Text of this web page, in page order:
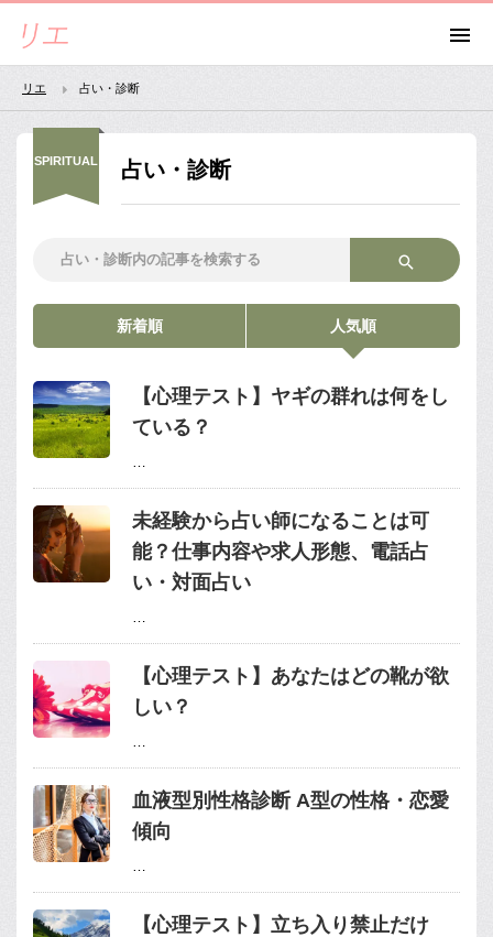
リエ 占い・診断
SPIRITUAL 占い・診断
新着順 人気順
【心理テスト】ヤギの群れは何をし
ている？
…
未経験から占い師になることは可
能？仕事内容や求人形態、電話占
い・対面占い
…
【心理テスト】あなたはどの靴が欲
しい？
…
血液型別性格診断 A型の性格・恋愛
傾向
…
【心理テスト】立ち入り禁止だけ